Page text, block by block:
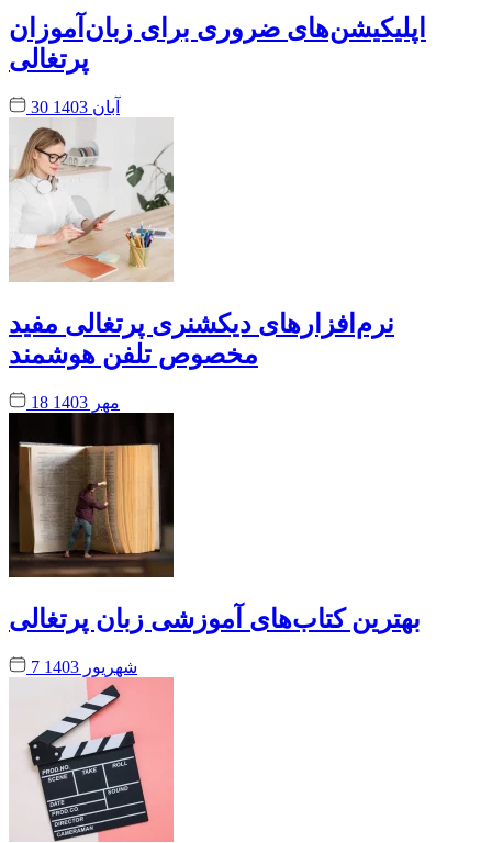
اپلیکیشن‌های ضروری برای زبان‌آموزان
پرتغالی
30 آبان 1403
نرم‌افزارهای دیکشنری‌ پرتغالی مفید
مخصوص تلفن هوشمند
18 مهر 1403
بهترین کتاب‌های آموزشی زبان پرتغالی
7 شهریور 1403